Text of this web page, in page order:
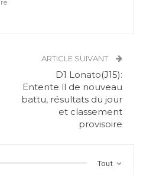
ARTICLE SUIVANT
D1 Lonato(J15):
Entente ll de nouveau
battu, résultats du jour
et classement
provisoire
Tout